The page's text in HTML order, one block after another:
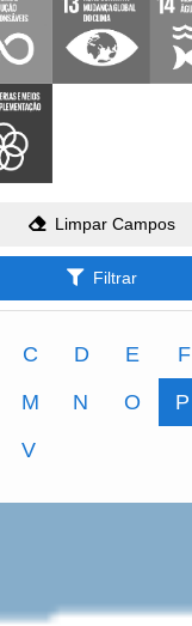
Limpar Campos
Filtrar
C D E F
M N O P
V